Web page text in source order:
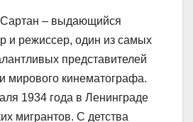
– выдающийся
и режиссер, один из самых
представителей
мирового кинематографа.
1934 года в Ленинграде
мигрантов. С детства